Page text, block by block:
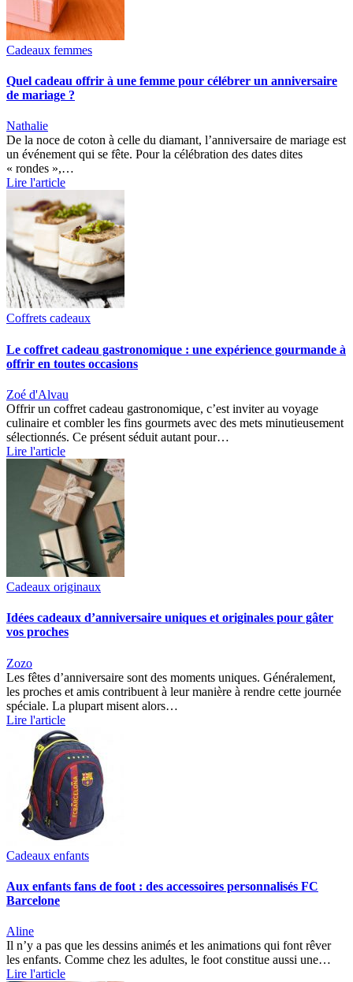
Cadeaux femmes
Quel cadeau offrir à une femme pour célébrer un anniversaire
de mariage ?
Nathalie
De la noce de coton à celle du diamant, l’anniversaire de mariage est
un événement qui se fête. Pour la célébration des dates dites
« rondes »,…
Lire l'article
Coffrets cadeaux
Le coffret cadeau gastronomique : une expérience gourmande à
offrir en toutes occasions
Zoé d'Alvau
Offrir un coffret cadeau gastronomique, c’est inviter au voyage
culinaire et combler les fins gourmets avec des mets minutieusement
sélectionnés. Ce présent séduit autant pour…
Lire l'article
Cadeaux originaux
Idées cadeaux d’anniversaire uniques et originales pour gâter
vos proches
Zozo
Les fêtes d’anniversaire sont des moments uniques. Généralement,
les proches et amis contribuent à leur manière à rendre cette journée
spéciale. La plupart misent alors…
Lire l'article
Cadeaux enfants
Aux enfants fans de foot : des accessoires personnalisés FC
Barcelone
Aline
Il n’y a pas que les dessins animés et les animations qui font rêver
les enfants. Comme chez les adultes, le foot constitue aussi une…
Lire l'article